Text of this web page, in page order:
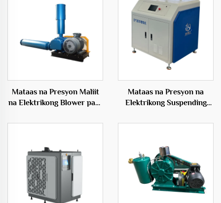
Mataas na Presyon Maliit
na Elektrikong Blower para
Aquaculture na may
Blower
Mataas na Presyon na
Elektrikong Suspending
Presyon na Materyales ng